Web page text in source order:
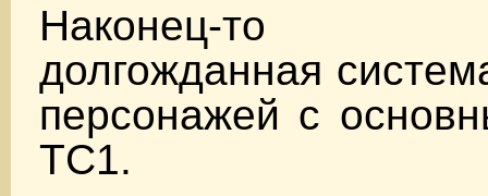
Наконец-то
долгожданная
персонажей с
TC1.